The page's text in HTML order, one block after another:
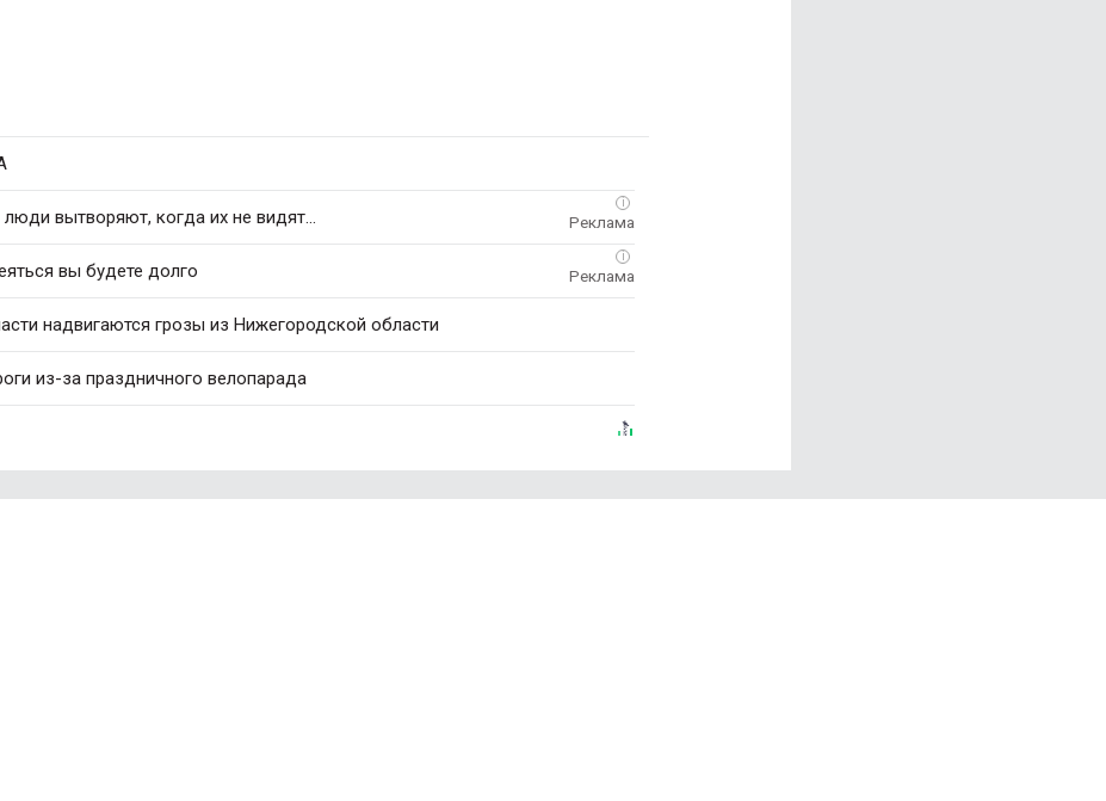
i
вытворяют, когда их не видят...
i
вы будете долго
надвигаются грозы из Нижегородской области
из-за праздничного велопарада